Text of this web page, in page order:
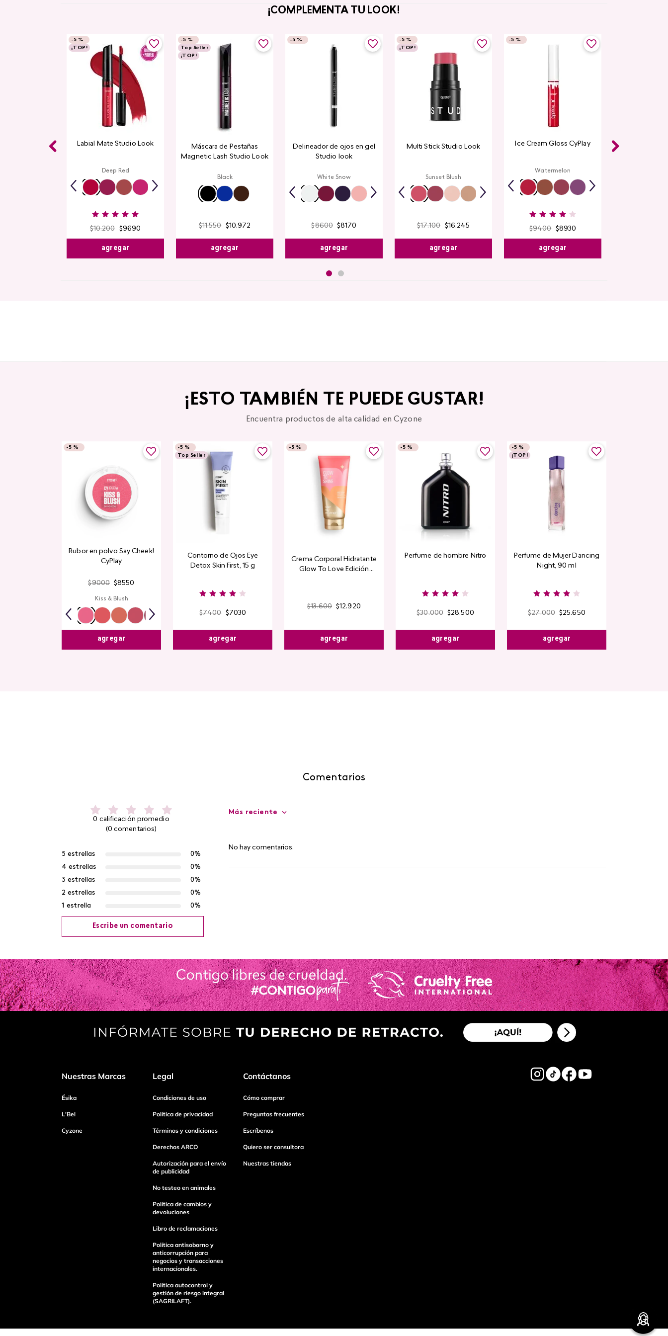
¡COMPLEMENTA TU LOOK!
-5 %
¡TOP!
Labial Mate Studio Look
Deep Red
$10.200 $9690
agregar
-5 %
Top Seller
¡TOP!
Máscara de Pestañas
Magnetic Lash Studio Look
Black
$11.550 $10.972
agregar
-5 %
Delineador de ojos en gel
Studio look
White Snow
$8600 $8170
agregar
-5 %
¡TOP!
Multi Stick Studio Look
Sunset Blush
$17.100 $16.245
agregar
-5 %
Ice Cream Gloss CyPlay
Watermelon
$9400 $8930
agregar
¡ESTO TAMBIÉN TE PUEDE GUSTAR!
Encuentra productos de alta calidad en Cyzone
-5 %
Rubor en polvo Say Cheek!
CyPlay
$9000 $8550
Kiss & Blush
agregar
-5 %
Top Seller
Contorno de Ojos Eye
Detox Skin First, 15 g
$7400 $7030
agregar
-5 %
Crema Corporal Hidratante
Glow To Love Edición
$13.600 $12.920
agregar
-5 %
Perfume de hombre Nitro
$30.000 $28.500
agregar
-5 %
¡TOP!
Perfume de Mujer Dancing
Night, 90 ml
$27.000 $25.650
agregar
Comentarios
0 calificación promedio
(0 comentarios)
5 estrellas
0%
4 estrellas
0%
3 estrellas
0%
2 estrellas
0%
1 estrella
0%
Escribe un comentario
Agregar comentario
Título
Más reciente
No hay comentarios.
Nuestras Marcas
Ésika
L'Bel
Cyzone
Legal
Condiciones de uso
Política de privacidad
Términos y condiciones
Derechos ARCO
Autorización para el envío
de publicidad
No testeo en animales
Política de cambios y
devoluciones
Libro de reclamaciones
Política antisoborno y
anticorrupción para
negocios y transacciones
internacionales.
Política autocontrol y
gestión de riesgo integral
(SAGRILAFT).
Contáctanos
Cómo comprar
Preguntas frecuentes
Escríbenos
Quiero ser consultora
Nuestras tiendas